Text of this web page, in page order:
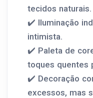
tecidos naturais.
✔️ Iluminação
intimista.
✔️ Paleta de
toques quentes
✔️ Decoração
excessos, mas